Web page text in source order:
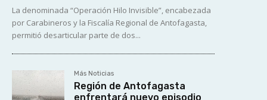
La denominada “Operación Hilo Invisible”, encabezada
por Carabineros y la Fiscalía Regional de Antofagasta,
permitió desarticular parte de dos...
Más Noticias
Región de Antofagasta
enfrentará nuevo episodio